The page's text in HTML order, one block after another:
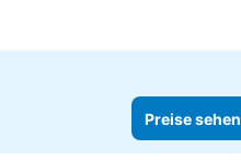
Preise sehen